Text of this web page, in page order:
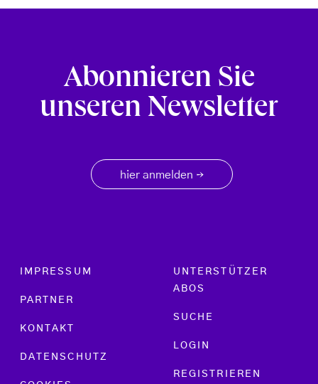
Abonnieren Sie
unseren Newsletter
hier anmelden →
Footer menu
IMPRESSUM
PARTNER
KONTAKT
DATENSCHUTZ
UNTERSTÜTZER
ABOS
SUCHE
LOGIN
REGISTRIEREN